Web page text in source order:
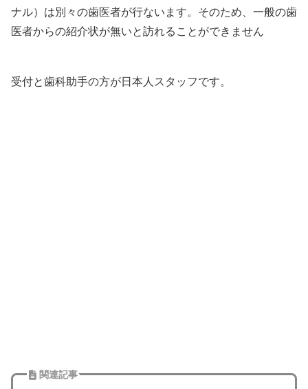
ナル）は別々の歯医者が行ないます。そのため、一般の歯
医者からの紹介状が無いと訪れることができません
受付と歯科助手の方が日本人スタッフです。
関連記事